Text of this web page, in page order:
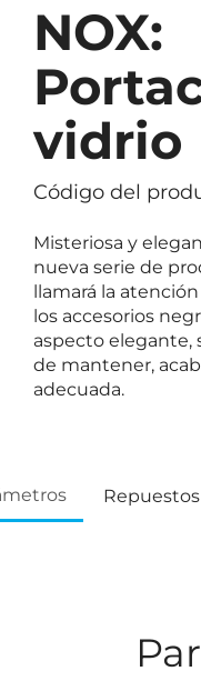
NOX:
vidrio
Código del
Misteriosa y
nueva serie de
llamará la
los accesorios
aspecto elegante,
de mantener,
adecuada.
Repuestos